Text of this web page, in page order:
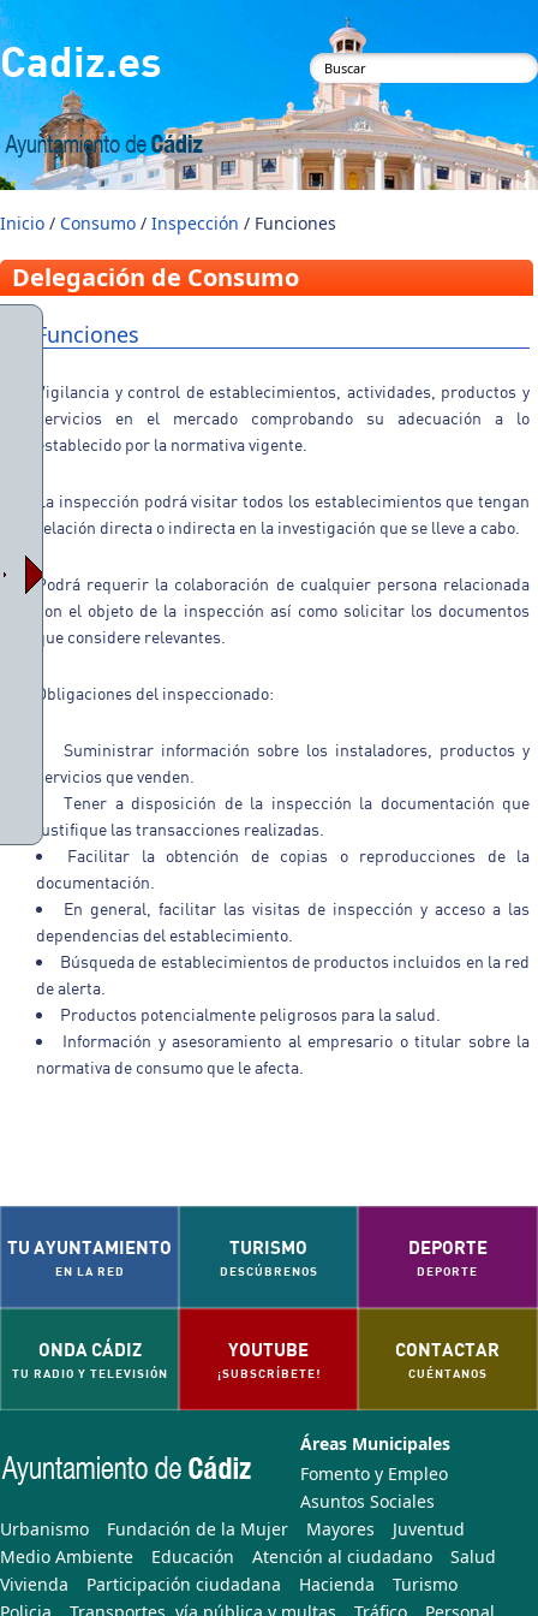
Pasar al contenido principal
Cadiz.es
Formulario de
búsqueda
Inicio / Consumo / Inspección / Funciones
Delegación de Consumo
Funciones
Vigilancia y control de establecimientos, actividades, productos y
servicios en el mercado comprobando su adecuación a lo
establecido por la normativa vigente.
La inspección podrá visitar todos los establecimientos que tengan
relación directa o indirecta en la investigación que se lleve a cabo.
Podrá requerir la colaboración de cualquier persona relacionada
con el objeto de la inspección así como solicitar los documentos
que considere relevantes.
Obligaciones del inspeccionado:
Suministrar información sobre los instaladores, productos y
servicios que venden.
Tener a disposición de la inspección la documentación que
justifique las transacciones realizadas.
Facilitar la obtención de copias o reproducciones de la
documentación.
En general, facilitar las visitas de inspección y acceso a las
dependencias del establecimiento.
Búsqueda de establecimientos de productos incluidos en la red
de alerta.
Productos potencialmente peligrosos para la salud.
Información y asesoramiento al empresario o titular sobre la
normativa de consumo que le afecta.
TU AYUNTAMIENTO
EN LA RED
TURISMO
DESCÚBRENOS
DEPORTE
DEPORTE
ONDA CÁDIZ
TU RADIO Y TELEVISIÓN
YOUTUBE
¡SUBSCRÍBETE!
CONTACTAR
CUÉNTANOS
Áreas Municipales
Fomento y Empleo
Asuntos Sociales
Urbanismo
Fundación de la Mujer Mayores
Juventud
Medio Ambiente
Educación Atención al ciudadano
Salud
Vivienda
Participación ciudadana Hacienda
Turismo